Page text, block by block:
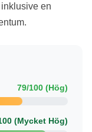
en
79/100 (Hög)
(Mycket Hög)